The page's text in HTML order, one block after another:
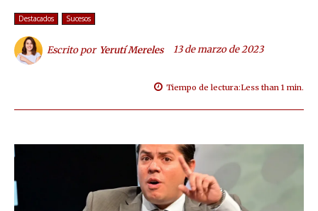
Destacados Sucesos
Escrito por Yerutí Mereles 13 de marzo de 2023
Tiempo de lectura:Less than 1 min.